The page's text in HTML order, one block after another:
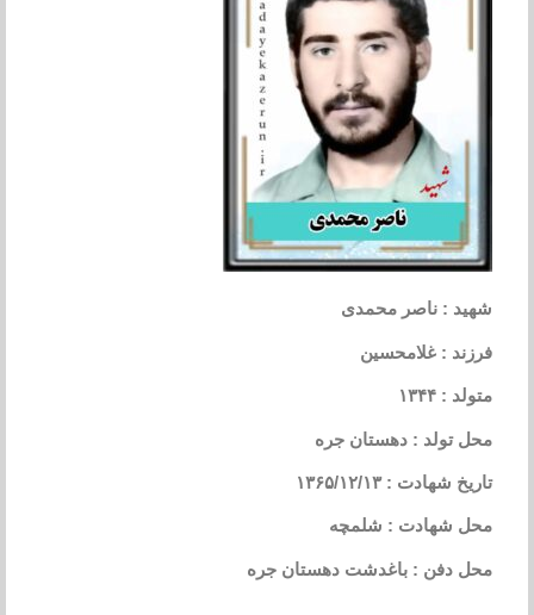
شهید : ناصر محمدی
فرزند : غلامحسین
متولد : ۱۳۴۴
محل تولد : دهستان جره
تاریخ شهادت : ۱۳۶۵/۱۲/۱۳
محل شهادت : شلمچه
محل دفن : باغدشت دهستان جره